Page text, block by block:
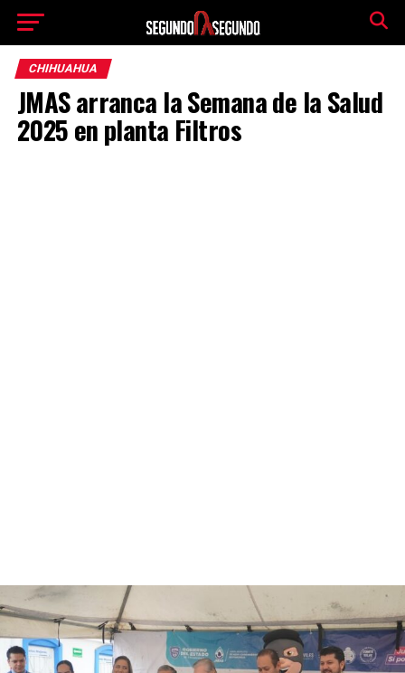
CHIHUAHUA
JMAS arranca la Semana de la Salud
2025 en planta Filtros